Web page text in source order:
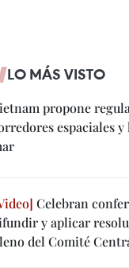
LO MÁS VISTO
propone
espaciales y
Celebran
y aplicar
del Comité